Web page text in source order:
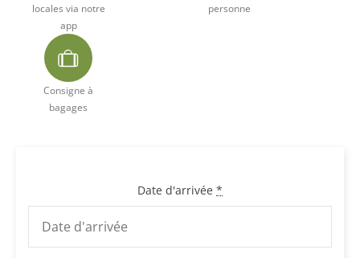
locales via notre
app
personne
Consigne à
bagages
Date d'arrivée *